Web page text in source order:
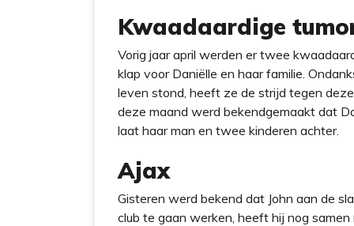
Kwaadaardige
Vorig jaar april werden er twee
klap voor Daniëlle en haar familie.
leven stond, heeft ze de strijd tegen
deze maand werd bekendgemaakt dat
laat haar man en twee kinderen achter.
Ajax
Gisteren werd bekend dat John aan de
club te gaan werken, heeft hij nog